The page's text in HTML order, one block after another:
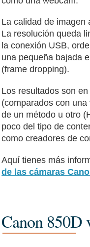
La calidad de imagen
La resolución queda
la conexión USB,
una pequeña bajada
(frame dropping).
Los resultados son
(comparados con
de un método u otro
poco del tipo de
como creadores de
Aquí tienes más
de las cámaras
Canon 850D